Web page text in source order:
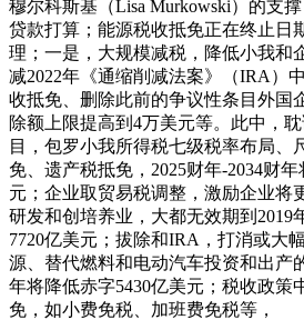
穆尔科斯基（Lisa Murkowski）的支
贷款打算；能源税收抵免正在终止日
理；一是，大规模减税，降低小我和
减2022年《通缩削减法案》（IRA）
收抵免、删除此前的争议性条目外国
除额上限提高到4万美元等。此中，
目，包罗小我所得税七级税率布局、
免、遗产税抵免，2025财年-2034财
元；企业取贸易税调整，激励企业将
研发和创培养业，大都无效期到2019
7720亿美元；拔除和IRA，打消或大
源、替代燃料和电动汽车投资和出产
年将降低赤字5430亿美元；税收政策
免，如小费免税、加班费免税等，